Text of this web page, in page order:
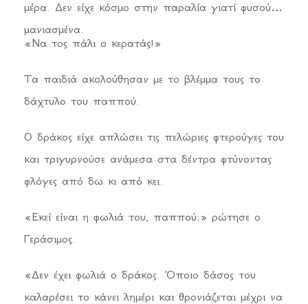
μέρα. Δεν είχε κόσμο στην παραλία γιατί φυσούσε
μανιασμένα.
«Να τος πάλι ο κερατάς!»
Τα παιδιά ακολούθησαν με το βλέμμα τους το
δάχτυλο του παππού.
Ο δράκος είχε απλώσει τις πελώριες φτερούγες του
και τριγυρνούσε ανάμεσα στα δέντρα φτύνοντας
φλόγες από δω κι από κει.
«Εκεί είναι η φωλιά του, παππού;» ρώτησε ο
Γεράσιμος.
«Δεν έχει φωλιά ο δράκος. Όποιο δάσος του
καλαρέσει το κάνει λημέρι και θρονιάζεται μέχρι να